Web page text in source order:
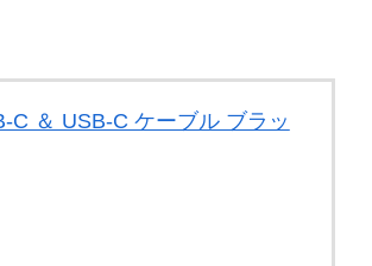
C ＆ USB-C ケーブル ブラッ